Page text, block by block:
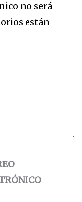
no será
están